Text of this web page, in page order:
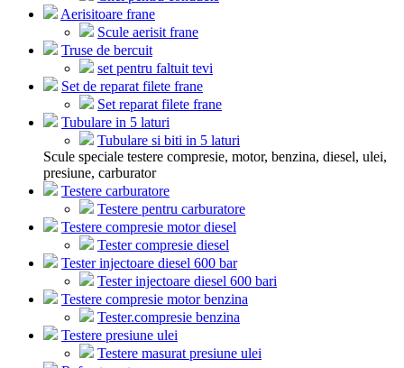
Aerisitoare frane
Scule aerisit frane
Truse de bercuit
set pentru faltuit tevi
Set de reparat filete frane
Set reparat filete frane
Tubulare in 5 laturi
Tubulare si biti in 5 laturi
Scule speciale testere compresie, motor, benzina, diesel, ulei,
presiune, carburator
Testere carburatore
Testere pentru carburatore
Testere compresie motor diesel
Tester compresie diesel
Tester injectoare diesel 600 bar
Tester injectoare diesel 600 bari
Testere compresie motor benzina
Tester.compresie benzina
Testere presiune ulei
Testere masurat presiune ulei